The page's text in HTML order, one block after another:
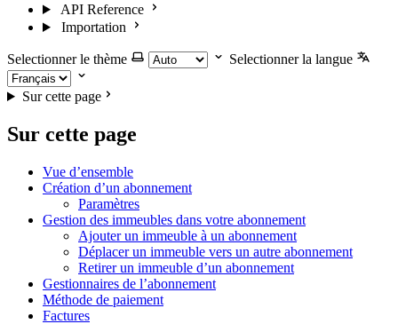
API Reference
Importation
Selectionner le thème Selectionner la langue
Sur cette page
Sur cette page
Vue d’ensemble
Création d’un abonnement
Paramètres
Gestion des immeubles dans votre abonnement
Ajouter un immeuble à un abonnement
Déplacer un immeuble vers un autre abonnement
Retirer un immeuble d’un abonnement
Gestionnaires de l’abonnement
Méthode de paiement
Factures